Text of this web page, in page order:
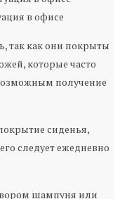
в офисе
так как они покрыты
которые часто
получение
сиденья,
следует ежедневно
шампуня или